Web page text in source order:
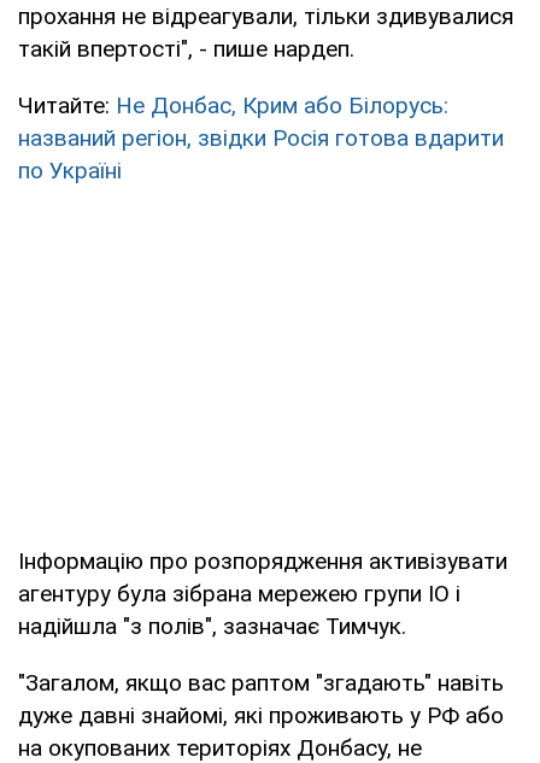
прохання не відреагували, тільки здивувалися
такій впертості", - пише нардеп.
Читайте: Не Донбас, Крим або Білорусь:
названий регіон, звідки Росія готова вдарити
по Україні
Інформацію про розпорядження активізувати
агентуру була зібрана мережею групи ІО і
надійшла "з полів", зазначає Тимчук.
"Загалом, якщо вас раптом "згадають" навіть
дуже давні знайомі, які проживають у РФ або
на окупованих територіях Донбасу, не